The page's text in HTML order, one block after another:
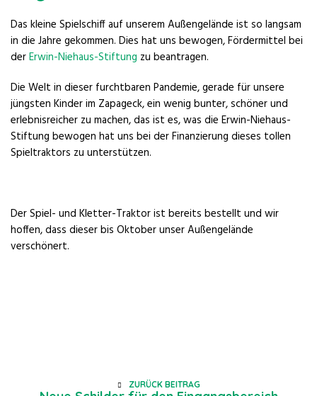
Das kleine Spielschiff auf unserem Außengelände ist so langsam
in die Jahre gekommen. Dies hat uns bewogen, Fördermittel bei
derErwin-Niehaus-Stiftung zu beantragen.
Die Welt in dieser furchtbaren Pandemie, gerade für unsere
jüngsten Kinder im Zapageck, ein wenig bunter, schöner und
erlebnisreicher zu machen, das ist es, was die Erwin-Niehaus-
Stiftung bewogen hat uns bei der Finanzierung dieses tollen
Spieltraktors zu unterstützen.
Der Spiel- und Kletter-Traktor ist bereits bestellt und wir
hoffen, dass dieser bis Oktober unser Außengelände
verschönert.
ZURÜCK BEITRAG